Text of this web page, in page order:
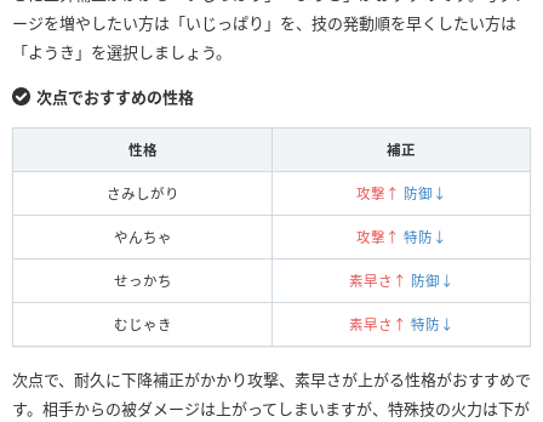
ージを増やしたい方は「いじっぱり」を、技の発動順を早くしたい方は
「ようき」を選択しましょう。
次点でおすすめの性格
性格 補正
さみしがり 攻撃↑ 防御↓
やんちゃ 攻撃↑ 特防↓
せっかち 素早さ↑ 防御↓
むじゃき 素早さ↑ 特防↓
次点で、耐久に下降補正がかかり攻撃、素早さが上がる性格がおすすめで
す。相手からの被ダメージは上がってしまいますが、特殊技の火力は下が